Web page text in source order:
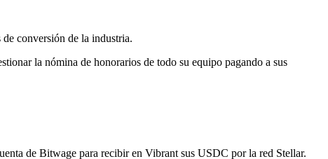
conversión de la industria.
la nómina de honorarios de todo su equipo pagando a sus
de Bitwage para recibir en Vibrant sus USDC por la red Stellar.